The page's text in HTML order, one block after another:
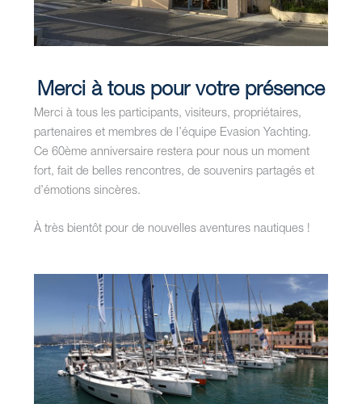
Merci à tous pour votre présence
Merci à tous les participants, visiteurs, propriétaires,
partenaires et membres de l’équipe Evasion Yachting.
Ce 60ème anniversaire restera pour nous un moment
fort, fait de belles rencontres, de souvenirs partagés et
d’émotions sincères.
À très bientôt pour de nouvelles aventures nautiques !